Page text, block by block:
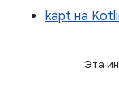
kapt на
Эта